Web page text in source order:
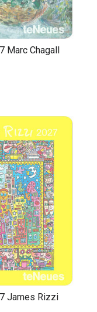
Marc Chagall
James Rizzi